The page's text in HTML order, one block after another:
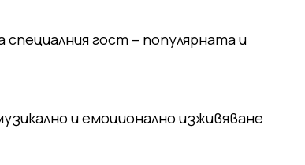
гост – популярната и
и емоционално изживяване